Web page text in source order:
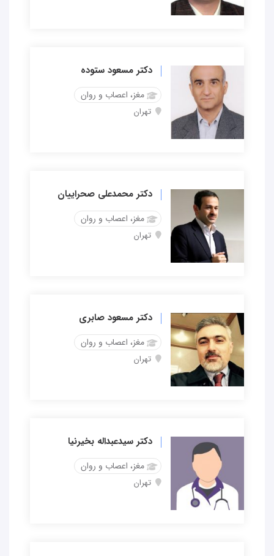
دکتر مسعود ستوده
مغز، اعصاب و روان
تهران
دکتر محمدعلی صحراییان
مغز، اعصاب و روان
تهران
دکتر مسعود صابری
مغز، اعصاب و روان
تهران
دکتر سیدعبداله بخیرنیا
مغز، اعصاب و روان
تهران